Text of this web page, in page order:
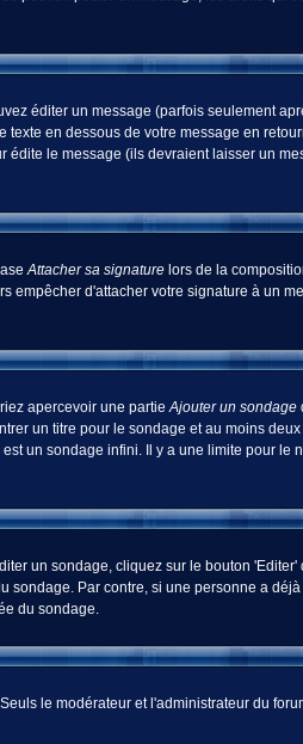
éditer un message (parfois seulement
en dessous de votre message en
le message (ils devraient laisser un
Attacher sa signaturelors de la
empêcher d'attacher votre signature à un
apercevoir une partieAjouter un sondage
un titre pour le sondage et au moins
un sondage infini. Il y a une limite pour le
un sondage, cliquez sur le bouton
Par contre, si une personne a
du sondage.
le modérateur et l'administrateur du